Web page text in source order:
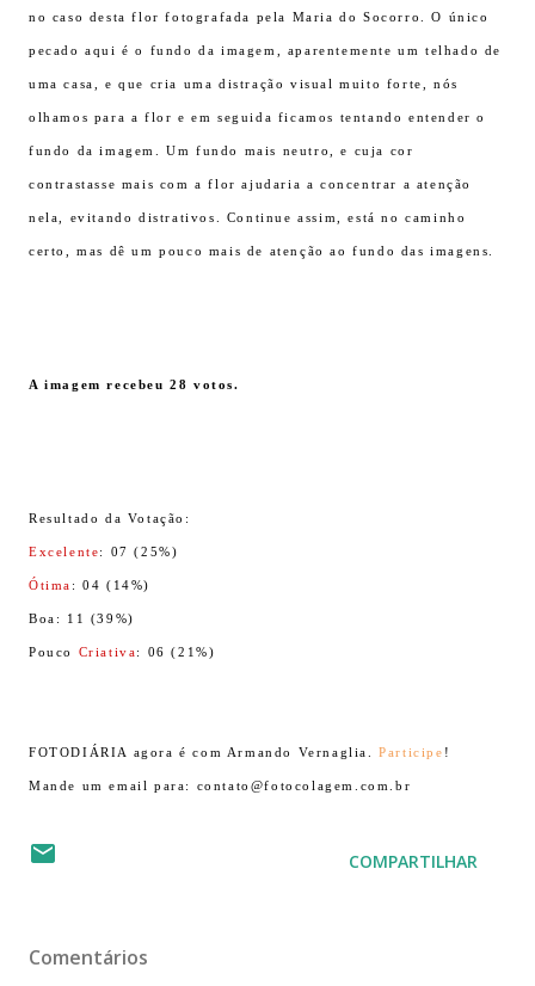
no caso desta flor fotografada pela Maria do Socorro. O único
pecado aqui é o fundo da imagem, aparentemente um telhado de
uma casa, e que cria uma distração visual muito forte, nós
olhamos para a flor e em seguida ficamos tentando entender o
fundo da imagem. Um fundo mais neutro, e cuja cor
contrastasse mais com a flor ajudaria a concentrar a atenção
nela, evitando distrativos. Continue assim, está no caminho
certo, mas dê um pouco mais de atenção ao fundo das imagens.
A imagem recebeu 28 votos.
Resultado da Votação:
Excelente: 07 (25%)
Ótima : 04 (14%)
Boa: 11 (39%)
Pouco Criativa: 06 (21%)
FOTODIÁRIA agora é com Armando Vernaglia. Participe !
Mande um email para: contato@fotocolagem.com.br
COMPARTILHAR
Comentários